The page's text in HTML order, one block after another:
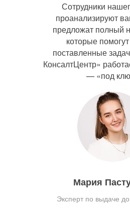
Сотрудники
проанализируют
предложат полный
которые
поставленные
КонсалтЦентр»
— «под
Мария
Эксперт по выдаче